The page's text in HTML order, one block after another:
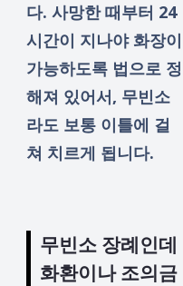
다. 사망한 때부터 24
시간이 지나야 화장이
가능하도록 법으로 정
해져 있어서, 무빈소
라도 보통 이틀에 걸
쳐 치르게 됩니다.
무빈소 장례인데
화환이나 조의금